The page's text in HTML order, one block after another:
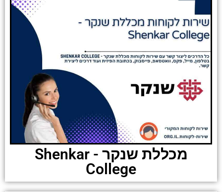
מכללת שנקר - Shenkar
College